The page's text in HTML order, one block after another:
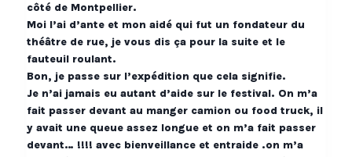
côté de Montpellier.
Moi l’ai d’ante et mon aidé qui fut un fondateur du
théâtre de rue, je vous dis ça pour la suite et le
fauteuil roulant.
Bon, je passe sur l’expédition que cela signifie.
Je n’ai jamais eu autant d’aide sur le festival. On m’a
fait passer devant au manger camion ou food truck, il
y avait une queue assez longue et on m’a fait passer
devant… !!!! avec bienveillance et entraide .on m’a